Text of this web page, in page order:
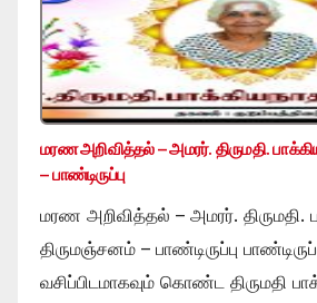
மரண அறிவித்தல் – அமரர். திருமதி.
– பாண்டிருப்பு
மரண அறிவித்தல் – அமரர். திருமதி.
திருமஞ்சனம் – பாண்டிருப்பு
வசிப்பிடமாகவும் கொண்ட திருமதி